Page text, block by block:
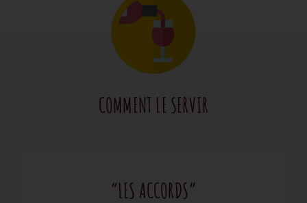
COMMENT LE SERVIR
“LES ACCORDS”